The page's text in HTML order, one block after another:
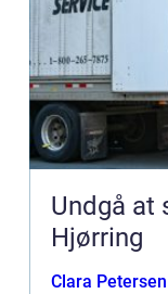
Undgå at
Hjørring
Clara Petersen